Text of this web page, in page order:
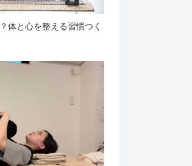
体と心を整える習慣つく